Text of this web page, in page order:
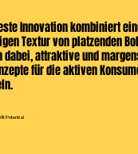
Innovation kombiniert
Textur von platzenden
dabei, attraktive und
für die aktiven
Potential